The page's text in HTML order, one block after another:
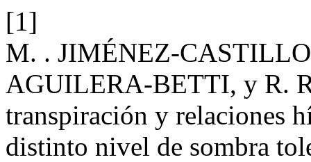
[1]
M. . JIMÉNEZ-
AGUILERA-BETTI, y R.
transpiración y relaciones
distinto nivel de sombra